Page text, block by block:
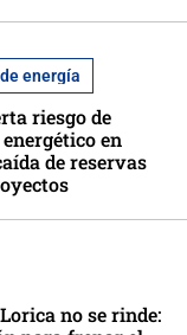
energía
riesgo de
en
de reservas
no se rinde: